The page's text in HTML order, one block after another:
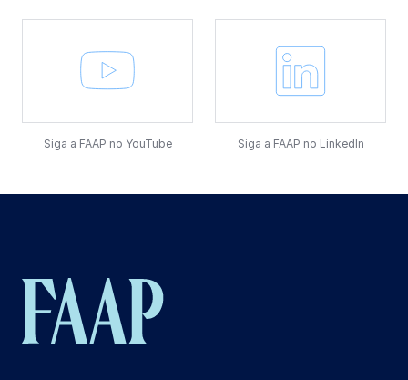
Siga a FAAP no YouTube Siga a FAAP no LinkedIn